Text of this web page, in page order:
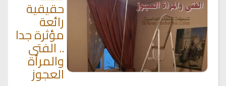
حقيقية
رائعة
مؤثرة جدا
.. الفتى
والمرأة
العجوز